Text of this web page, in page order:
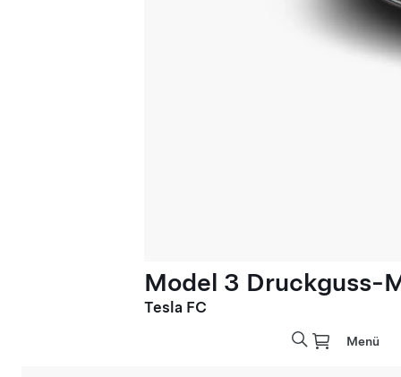
Model 3 Druckguss-
Tesla FC
Menü